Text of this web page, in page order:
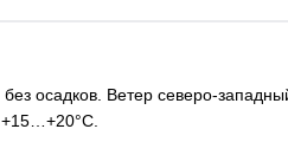
осадков. Ветер северо-